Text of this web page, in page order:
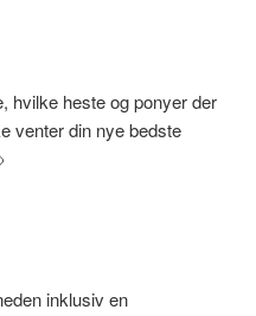
hvilke heste og ponyer der
venter din nye bedste
inklusiv en